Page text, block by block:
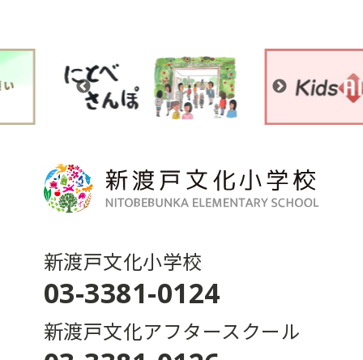
新渡戸文化小学校
03-3381-0124
新渡戸文化アフタースクール